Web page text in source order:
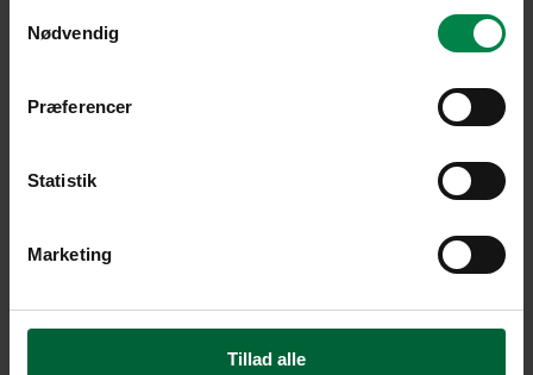
Nødvendig
Præferencer
Statistik
Marketing
Tillad alle